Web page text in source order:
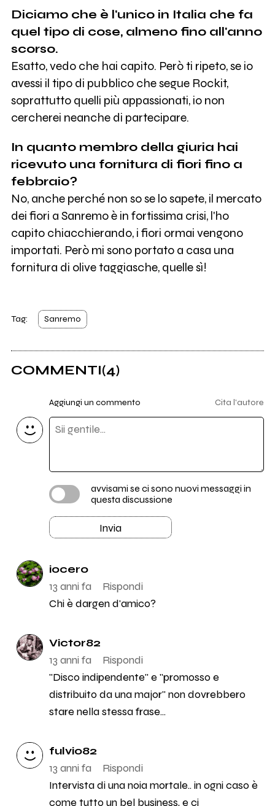
Diciamo che è l'unico in Italia che fa
quel tipo di cose, almeno fino all'anno
scorso.
Esatto, vedo che hai capito. Però ti ripeto, se io
avessi il tipo di pubblico che segue Rockit,
soprattutto quelli più appassionati, io non
cercherei neanche di partecipare.
In quanto membro della giuria hai
ricevuto una fornitura di fiori fino a
febbraio?
No, anche perché non so se lo sapete, il mercato
dei fiori a Sanremo è in fortissima crisi, l'ho
capito chiacchierando, i fiori ormai vengono
importati. Però mi sono portato a casa una
fornitura di olive taggiasche, quelle sì!
Tag: Sanremo
COMMENTI(4)
Aggiungi un commento Cita l'autore
avvisami se ci sono nuovi messaggi in
questa discussione
Invia
iocero
13 anni fa
Rispondi
Chi è dargen d'amico?
Victor82
13 anni fa
Rispondi
"Disco indipendente" e "promosso e
distribuito da una major" non dovrebbero
stare nella stessa frase...
fulvio82
13 anni fa
Rispondi
Intervista di una noia mortale.. in ogni caso è
come tutto un bel business, e ci